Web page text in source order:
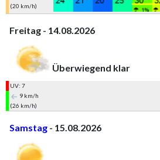
(20 km/h)
Freitag - 14.08.2026
Überwiegend klar
UV: 7
9 km/h
(26 km/h)
Samstag- 15.08.2026